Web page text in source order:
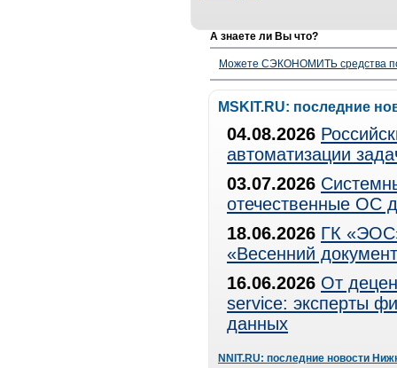
А знаете ли Вы что?
Можете СЭКОНОМИТЬ средства
MSKIT.RU: последние
04.08.2026
автоматизации
03.07.2026
отечественные ОС
18.06.2026 ГК
«Весенний
16.06.2026 От
service: эксперты
данных
NNIT.RU: последние новости